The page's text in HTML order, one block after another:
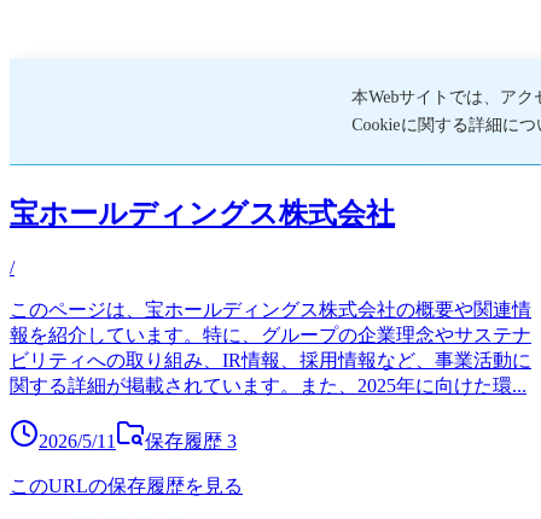
宝ホールディングス株式会社
/
このページは、宝ホールディングス株式会社の概要や関連情
報を紹介しています。特に、グループの企業理念やサステナ
ビリティへの取り組み、IR情報、採用情報など、事業活動に
関する詳細が掲載されています。また、2025年に向けた環...
2026/5/11 保存履歴 3
このURLの保存履歴を見る